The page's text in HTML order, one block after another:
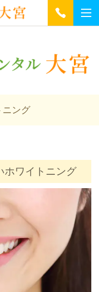
ニング
ホワイトニング